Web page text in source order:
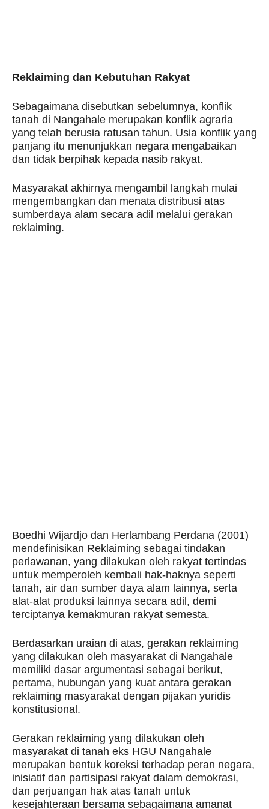
Reklaiming dan Kebutuhan Rakyat
Sebagaimana disebutkan sebelumnya, konflik
tanah di Nangahale merupakan konflik agraria
yang telah berusia ratusan tahun. Usia konflik yang
panjang itu menunjukkan negara mengabaikan
dan tidak berpihak kepada nasib rakyat.
Masyarakat akhirnya mengambil langkah mulai
mengembangkan dan menata distribusi atas
sumberdaya alam secara adil melalui gerakan
reklaiming.
Boedhi Wijardjo dan Herlambang Perdana (2001)
mendefinisikan Reklaiming sebagai tindakan
perlawanan, yang dilakukan oleh rakyat tertindas
untuk memperoleh kembali hak-haknya seperti
tanah, air dan sumber daya alam lainnya, serta
alat-alat produksi lainnya secara adil, demi
terciptanya kemakmuran rakyat semesta.
Berdasarkan uraian di atas, gerakan reklaiming
yang dilakukan oleh masyarakat di Nangahale
memiliki dasar argumentasi sebagai berikut,
pertama, hubungan yang kuat antara gerakan
reklaiming masyarakat dengan pijakan yuridis
konstitusional.
Gerakan reklaiming yang dilakukan oleh
masyarakat di tanah eks HGU Nangahale
merupakan bentuk koreksi terhadap peran negara,
inisiatif dan partisipasi rakyat dalam demokrasi,
dan perjuangan hak atas tanah untuk
kesejahteraan bersama sebagaimana amanat